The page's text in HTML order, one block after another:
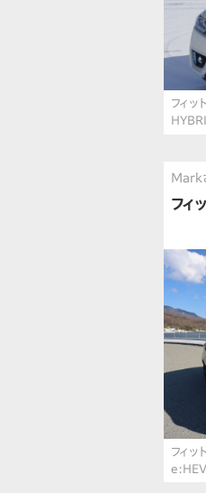
フィット
Mark
フィ
フィット
e:HEV